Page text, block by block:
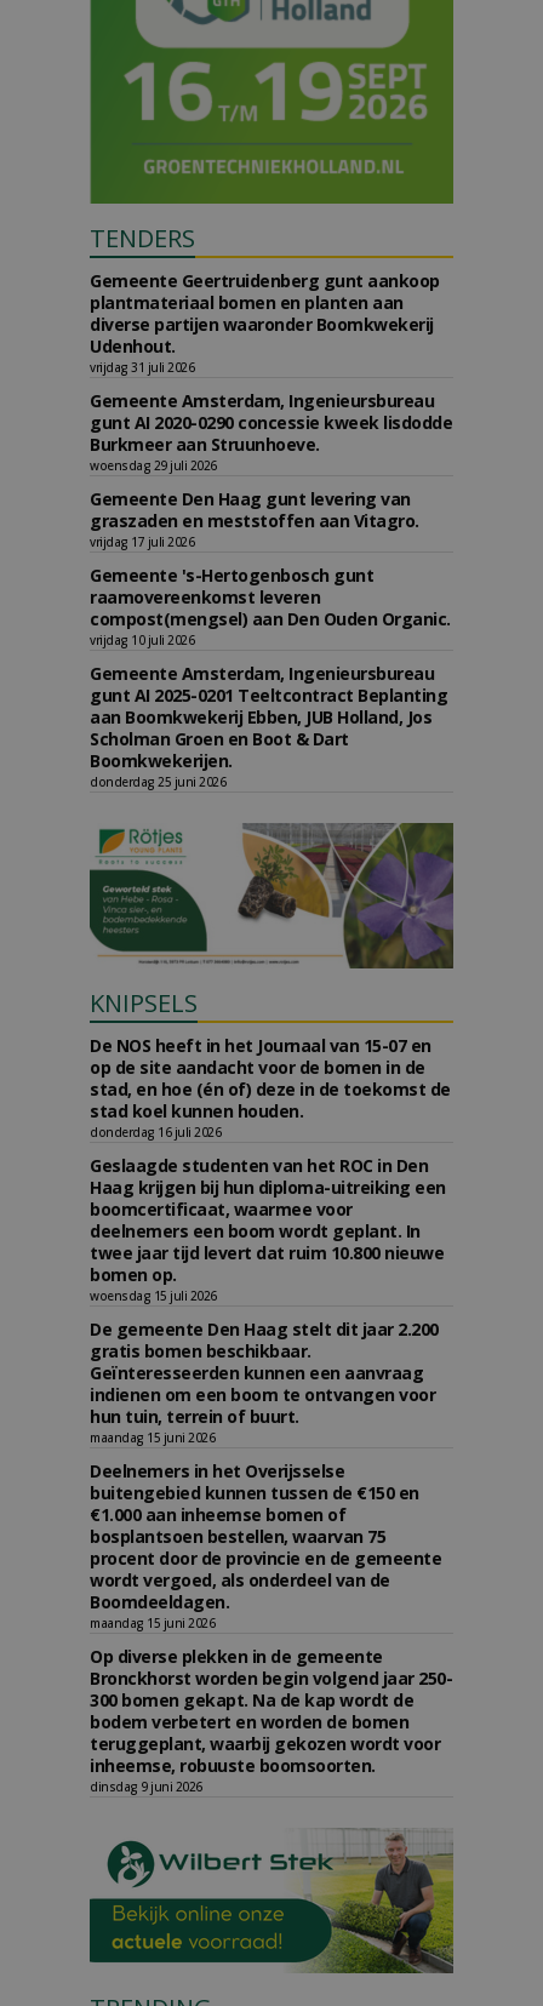
TENDERS
Gemeente Geertruidenberg gunt aankoop
plantmateriaal bomen en planten aan
diverse partijen waaronder Boomkwekerij
Udenhout.
vrijdag 31 juli 2026
Gemeente Amsterdam, Ingenieursbureau
gunt AI 2020-0290 concessie kweek lisdodde
Burkmeer aan Struunhoeve.
woensdag 29 juli 2026
Gemeente Den Haag gunt levering van
graszaden en meststoffen aan Vitagro.
vrijdag 17 juli 2026
Gemeente 's-Hertogenbosch gunt
raamovereenkomst leveren
compost(mengsel) aan Den Ouden Organic.
vrijdag 10 juli 2026
Gemeente Amsterdam, Ingenieursbureau
gunt AI 2025-0201 Teeltcontract Beplanting
aan Boomkwekerij Ebben, JUB Holland, Jos
Scholman Groen en Boot & Dart
Boomkwekerijen.
donderdag 25 juni 2026
KNIPSELS
De NOS heeft in het Journaal van 15-07 en
op de site aandacht voor de bomen in de
stad, en hoe (én of) deze in de toekomst de
stad koel kunnen houden.
donderdag 16 juli 2026
Geslaagde studenten van het ROC in Den
Haag krijgen bij hun diploma-uitreiking een
boomcertificaat, waarmee voor
deelnemers een boom wordt geplant. In
twee jaar tijd levert dat ruim 10.800 nieuwe
bomen op.
woensdag 15 juli 2026
De gemeente Den Haag stelt dit jaar 2.200
gratis bomen beschikbaar.
Geïnteresseerden kunnen een aanvraag
indienen om een boom te ontvangen voor
hun tuin, terrein of buurt.
maandag 15 juni 2026
Deelnemers in het Overijsselse
buitengebied kunnen tussen de €150 en
€1.000 aan inheemse bomen of
bosplantsoen bestellen, waarvan 75
procent door de provincie en de gemeente
wordt vergoed, als onderdeel van de
Boomdeeldagen.
maandag 15 juni 2026
Op diverse plekken in de gemeente
Bronckhorst worden begin volgend jaar 250-
300 bomen gekapt. Na de kap wordt de
bodem verbetert en worden de bomen
teruggeplant, waarbij gekozen wordt voor
inheemse, robuuste boomsoorten.
dinsdag 9 juni 2026